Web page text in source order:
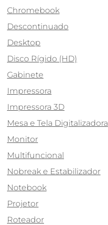
Chromebook
Descontinuado
Desktop
Disco Rígido (HD)
Gabinete
Impressora
Impressora 3D
Mesa e Tela Digitalizadora
Monitor
Multifuncional
Nobreak e Estabilizador
Notebook
Projetor
Roteador